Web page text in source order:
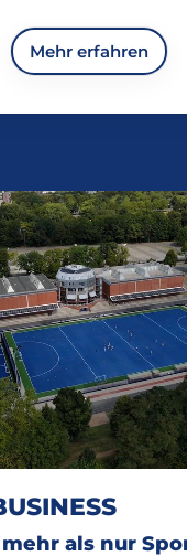
Mehr erfahren
als nur